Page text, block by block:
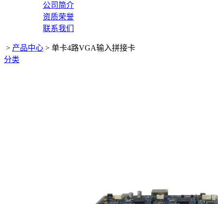
公司简介
资质荣誉
联系我们
> 产品中心 > 单卡4路VGA输入拼接卡
分类